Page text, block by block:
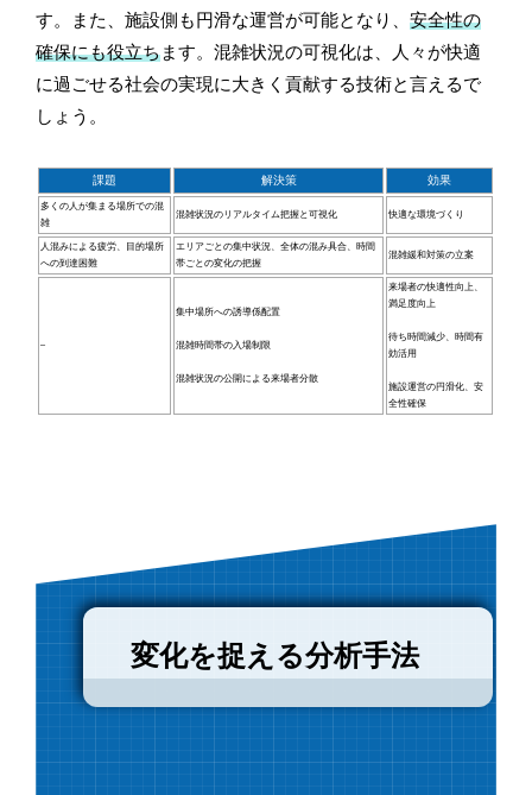
す。また、施設側も円滑な運営が可能となり、安全性の
確保にも役立ちます。混雑状況の可視化は、人々が快適
に過ごせる社会の実現に大きく貢献する技術と言えるで
しょう。
課題 解決策 効果
多くの人が集まる場所での混
雑
混雑状況のリアルタイム把握と可視化 快適な環境づくり
人混みによる疲労、目的場所
への到達困難
エリアごとの集中状況、全体の混み具合、時間
帯ごとの変化の把握
混雑緩和対策の立案
–
集中場所への誘導係配置
混雑時間帯の入場制限
混雑状況の公開による来場者分散
来場者の快適性向上、
満足度向上
待ち時間減少、時間有
効活用
施設運営の円滑化、安
全性確保
変化を捉える分析手法